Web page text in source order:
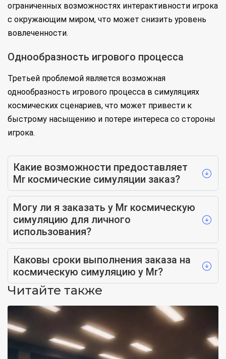
ограниченных возможностях интерактивности игрока
с окружающим миром, что может снизить уровень
вовлеченности.
Однообразность игрового процесса
Третьей проблемой является возможная
однообразность игрового процесса в симуляциях
космических сценариев, что может привести к
быстрому насыщению и потере интереса со стороны
игрока.
Какие возможности предоставляет
Mr космические симуляции заказ?
Могу ли я заказать у Mr космическую
симуляцию для личного
использования?
Каковы сроки выполнения заказа на
космическую симуляцию у Mr?
Читайте также